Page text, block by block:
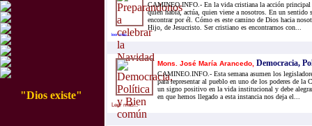
"Dios existe"
CAMINEO.INFO.- En la vida cristiana la acción principal
quien habla, actúa, quien viene a nosotros. En un sentido
encontrar por él. Cómo es este camino de Dios hacia
Hijo, de Jesucristo. Ser cristiano es encontrarnos con...
leer mas...
Mons. José María Arancedo, Democracia,
CAMINEO.INFO.- Esta semana asumen los
para representar al pueblo en uno de los poderes de la
un signo positivo en la vida institucional y debe
en que hemos llegado a esta instancia nos deja el...
Leer mas...